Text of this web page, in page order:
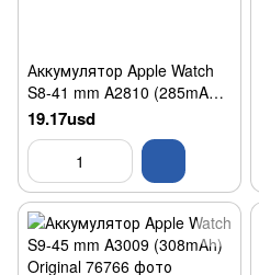
Аккумулятор Apple Watch
S8-41 mm A2810 (285mAh)
Original
19.17usd